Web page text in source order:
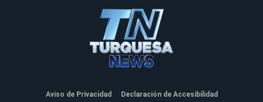
Aviso de Privacidad Declaración de Accesibilidad